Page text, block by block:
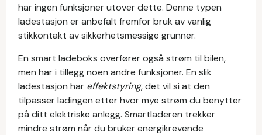
har ingen funksjoner utover dette. Denne typen
ladestasjon er anbefalt fremfor bruk av vanlig
stikkontakt av sikkerhetsmessige grunner.
En smart ladeboks overfører også strøm til bilen,
men har i tillegg noen andre funksjoner. En slik
ladestasjon har effektstyring, det vil si at den
tilpasser ladingen etter hvor mye strøm du benytter
på ditt elektriske anlegg. Smartladeren trekker
mindre strøm når du bruker energikrevende